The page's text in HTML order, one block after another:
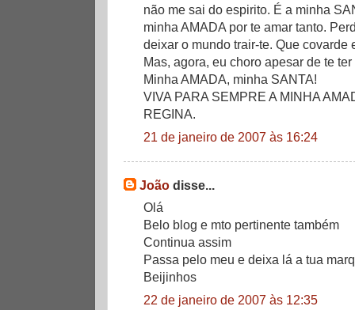
não me sai do espirito. É a minha
minha AMADA por te amar tanto.
deixar o mundo trair-te. Que covarde
Mas, agora, eu choro apesar de te
Minha AMADA, minha SANTA!
VIVA PARA SEMPRE A MINHA
REGINA.
21 de janeiro de 2007 às 16:24
João disse...
Olá
Belo blog e mto pertinente também
Continua assim
Passa pelo meu e deixa lá a tua
Beijinhos
22 de janeiro de 2007 às 12:35